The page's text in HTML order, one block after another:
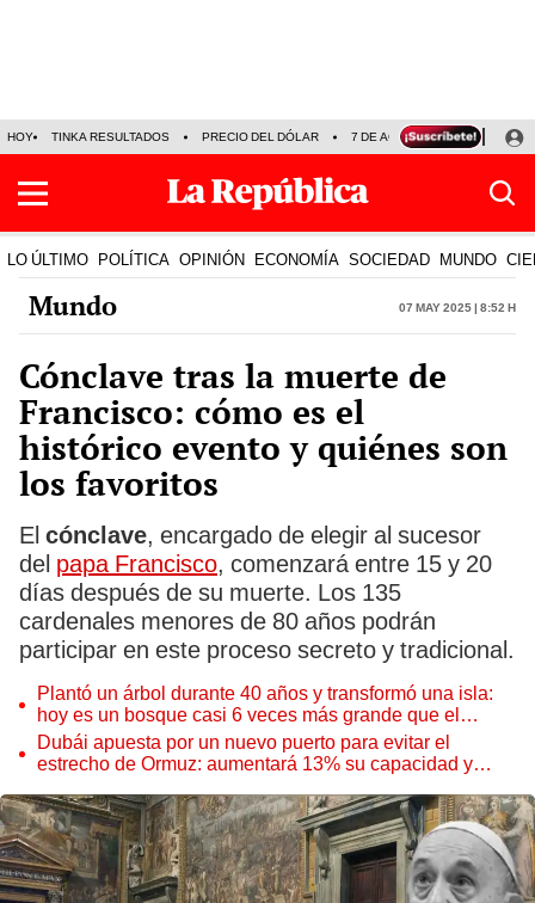
HOY TINKA RESULTADOS PRECIO DEL DÓLAR 7 DE AGOSTO OLLANTA
LO ÚLTIMO POLÍTICA OPINIÓN ECONOMÍA SOCIEDAD MUNDO
Mundo 07 May 2025 | 8:52 h
Cónclave tras la muerte de
Francisco: cómo es el
histórico evento y quiénes son
los favoritos
El cónclave, encargado de elegir al sucesor
del papa Francisco, comenzará entre 15 y 20
días después de su muerte. Los 135
cardenales menores de 80 años podrán
participar en este proceso secreto y tradicional.
Plantó un árbol durante 40 años y transformó una isla:
hoy es un bosque casi 6 veces más grande que el
Parque de las Leyendas
Dubái apuesta por un nuevo puerto para evitar el
estrecho de Ormuz: aumentará 13% su capacidad y